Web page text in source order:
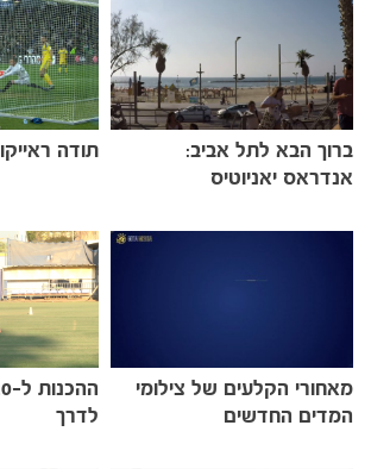
ברוך הבא לתל אביב:
אנדראס יאניוטיס
תודה ראייקו
מאחורי הקלעים של צילומי
המדים החדשים
לדרך